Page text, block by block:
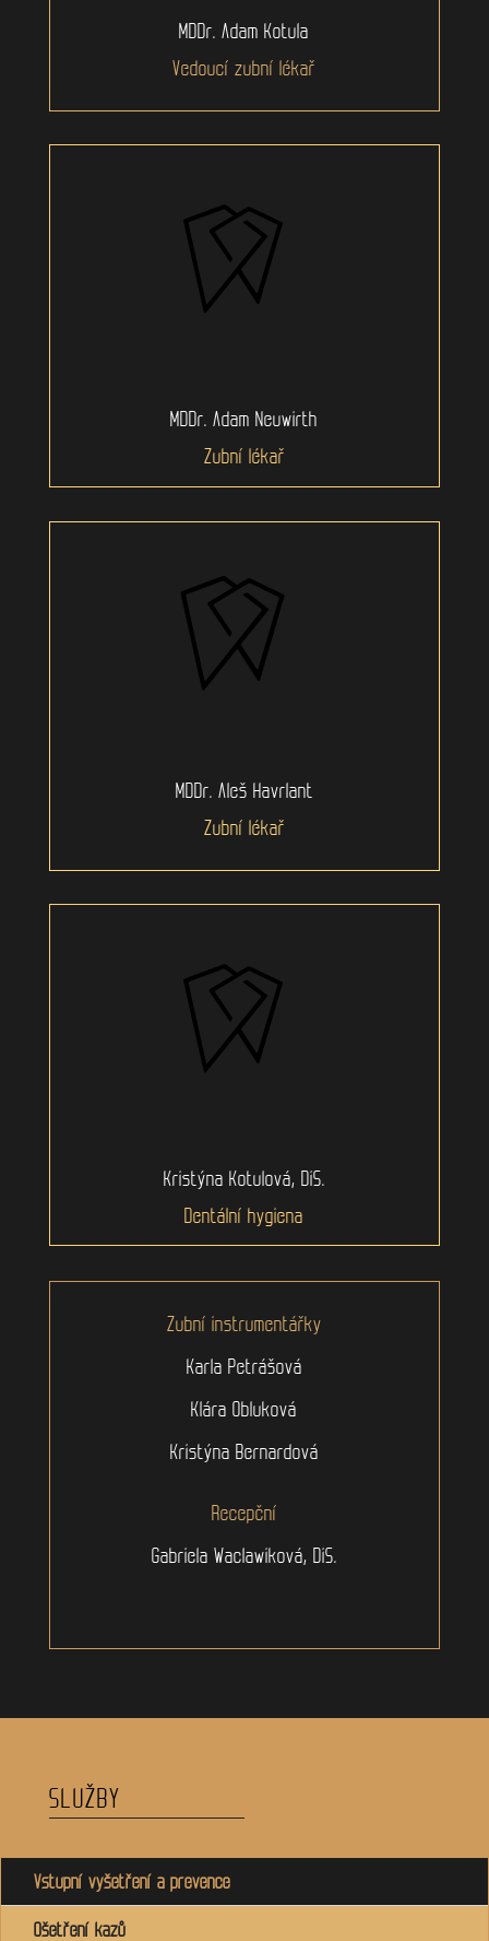
MDDr. Adam Kotula
Vedoucí zubní lékař
MDDr. Adam Neuwirth
Zubní lékař
MDDr. Aleš Havrlant
Zubní lékař
Kristýna Kotulová, DiS.
Dentální hygiena
Zubní instrumentářky
Karla Petrášová
Klára Obluková
Kristýna Bernardová
Recepční
Gabriela Waclawiková, DiS.
SLUŽBY
Vstupní vyšetření a prevence
Ošetření kazů